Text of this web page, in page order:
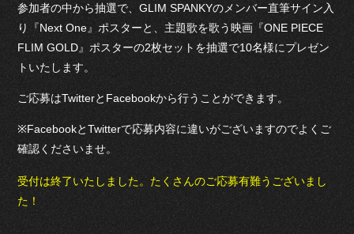
参加者の中から抽選で、GLIM SPANKYのメンバー直筆サイン入
り『Next One』ポスターと、主題歌を歌う映画『ONE PIECE
FLIM GOLD』ポスターの2枚セットを抽選で10名様にプレゼン
トいたします。
ご応募はTwitterとFacebookから行うことができます。
※FacebookとTwitterで応募内容に違いがございますのでよくご
確認くださいませ。
受付は終了いたしました。たくさんのご応募有難うございまし
た！